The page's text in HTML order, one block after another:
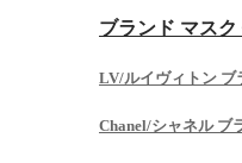
ブランド マスク
LV/ルイヴィトン ブ
Chanel/シャネル ブ